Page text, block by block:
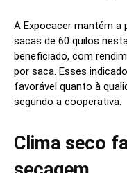
A Expocacer mantém a
sacas de 60 quilos
beneficiado, com
por saca. Esses
favorável quanto à
segundo a cooperativa.
Clima seco